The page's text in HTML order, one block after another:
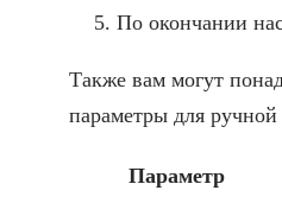
По окончании
Также вам могут
параметры для ручной
Параметр